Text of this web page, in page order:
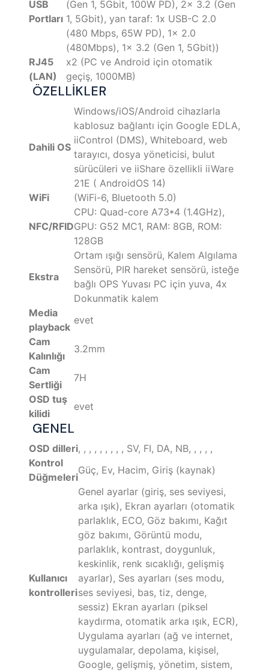
USB
Portları
(Gen 1, 5Gbit, 100W PD), 2x 3.2 (Gen
1, 5Gbit), yan taraf: 1x USB-C 2.0
(480 Mbps, 65W PD), 1x 2.0
(480Mbps), 1x 3.2 (Gen 1, 5Gbit))
RJ45
(LAN)
x2 (PC ve Android için otomatik
geçiş, 1000MB)
ÖZELLİKLER
Dahili OS
Windows/iOS/Android cihazlarla
kablosuz bağlantı için Google EDLA,
iiControl (DMS), Whiteboard, web
tarayıcı, dosya yöneticisi, bulut
sürücüleri ve iiShare özellikli iiWare
21E ( AndroidOS 14)
WiFi
(WiFi-6, Bluetooth 5.0)
NFC/RFID
CPU: Quad-core A73*4 (1.4GHz),
GPU: G52 MC1, RAM: 8GB, ROM:
128GB
Ekstra
Ortam ışığı sensörü, Kalem Algılama
Sensörü, PIR hareket sensörü, isteğe
bağlı OPS Yuvası PC için yuva, 4x
Dokunmatik kalem
Media
playback
evet
Cam
Kalınlığı
3.2mm
Cam
Sertliği
7H
OSD tuş
kilidi
evet
GENEL
OSD dilleri, , , , , , , , , SV, FI, DA, NB, , , , ,
Kontrol
Düğmeleri
Güç, Ev, Hacim, Giriş (kaynak)
Kullanıcı
kontrolleri
Genel ayarlar (giriş, ses seviyesi,
arka ışık), Ekran ayarları (otomatik
parlaklık, ECO, Göz bakımı, Kağıt
göz bakımı, Görüntü modu,
parlaklık, kontrast, doygunluk,
keskinlik, renk sıcaklığı, gelişmiş
ayarlar), Ses ayarları (ses modu,
ses seviyesi, bas, tiz, denge,
sessiz) Ekran ayarları (piksel
kaydırma, otomatik arka ışık, ECR),
Uygulama ayarları (ağ ve internet,
uygulamalar, depolama, kişisel,
Google, gelişmiş, yönetim, sistem,